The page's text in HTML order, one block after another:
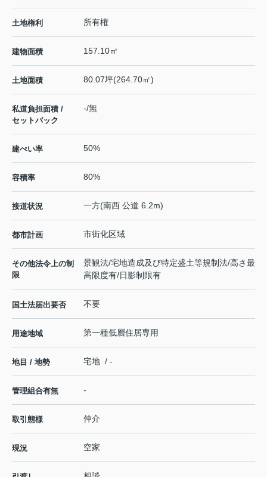
土地権利 所有権
建物面積 157.10㎡
土地面積 80.07坪(264.70㎡)
私道負担面積 /
セットバック
-/無
建ぺい率 50%
容積率 80%
接道状況 一方(南西 公道 6.2m)
都市計画 市街化区域
その他法令上の制
限
景観法/宅地造成及び特定盛土等規制法/高さ最
高限度有/日影制限有
国土法届出要否 不要
用途地域 第一種低層住居専用
地目 / 地勢 宅地 / -
管理組合有無 -
取引態様 仲介
現況 空家